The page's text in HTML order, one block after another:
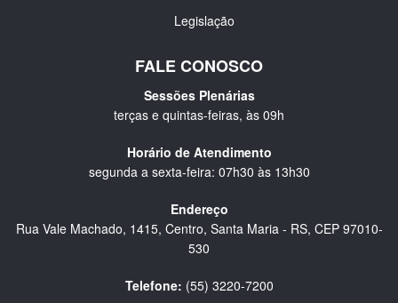
Legislação
FALE CONOSCO
Sessões Plenárias
terças e quintas-feiras, às 09h
Horário de Atendimento
segunda a sexta-feira: 07h30 às 13h30
Endereço
Rua Vale Machado, 1415, Centro, Santa Maria - RS, CEP 97010-
530
Telefone: (55) 3220-7200